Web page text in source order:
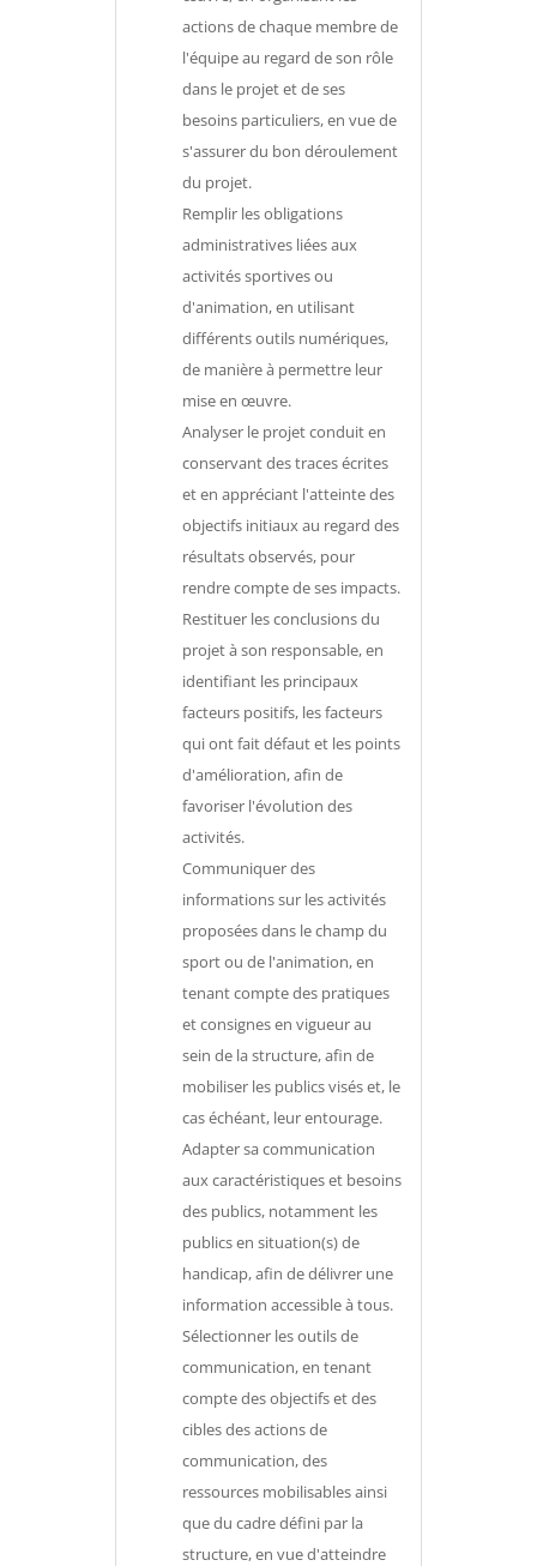
actions de chaque membre de
l'équipe au regard de son rôle
dans le projet et de ses
besoins particuliers, en vue de
s'assurer du bon déroulement
du projet.
Remplir les obligations
administratives liées aux
activités sportives ou
d'animation, en utilisant
différents outils numériques,
de manière à permettre leur
mise en œuvre.
Analyser le projet conduit en
conservant des traces écrites
et en appréciant l'atteinte des
objectifs initiaux au regard des
résultats observés, pour
rendre compte de ses impacts.
Restituer les conclusions du
projet à son responsable, en
identifiant les principaux
facteurs positifs, les facteurs
qui ont fait défaut et les points
d'amélioration, afin de
favoriser l'évolution des
activités.
Communiquer des
informations sur les activités
proposées dans le champ du
sport ou de l'animation, en
tenant compte des pratiques
et consignes en vigueur au
sein de la structure, afin de
mobiliser les publics visés et, le
cas échéant, leur entourage.
Adapter sa communication
aux caractéristiques et besoins
des publics, notamment les
publics en situation(s) de
handicap, afin de délivrer une
information accessible à tous.
Sélectionner les outils de
communication, en tenant
compte des objectifs et des
cibles des actions de
communication, des
ressources mobilisables ainsi
que du cadre défini par la
structure, en vue d'atteindre